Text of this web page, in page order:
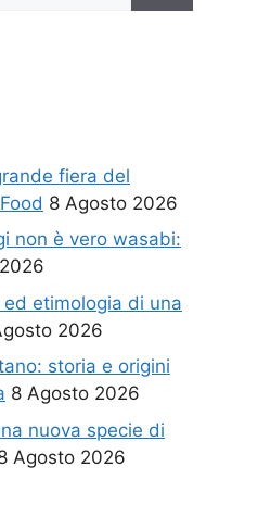
fiera del
8 Agosto 2026
non è vero wasabi:
etimologia di una
2026
storia e origini
8 Agosto 2026
nuova specie di
Agosto 2026